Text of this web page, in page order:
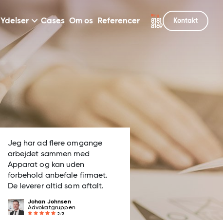
Ydelser Cases Om os Referencer
Ring
8181
8169
Kontakt
Jeg har ad flere omgange
arbejdet sammen med
Apparat og kan uden
forbehold anbefale firmaet.
De leverer altid som aftalt.
Johan Johnsen
Advokatgruppen
5/5